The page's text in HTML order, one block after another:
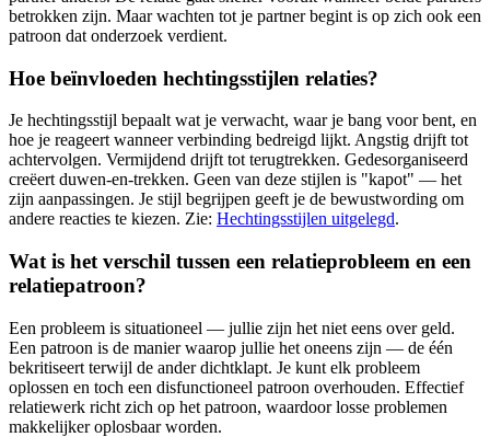
betrokken zijn. Maar wachten tot je partner begint is op zich ook een
patroon dat onderzoek verdient.
Hoe beïnvloeden hechtingsstijlen relaties?
Je hechtingsstijl bepaalt wat je verwacht, waar je bang voor bent, en
hoe je reageert wanneer verbinding bedreigd lijkt. Angstig drijft tot
achtervolgen. Vermijdend drijft tot terugtrekken. Gedesorganiseerd
creëert duwen-en-trekken. Geen van deze stijlen is "kapot" — het
zijn aanpassingen. Je stijl begrijpen geeft je de bewustwording om
andere reacties te kiezen. Zie: Hechtingsstijlen uitgelegd.
Wat is het verschil tussen een relatieprobleem en een
relatiepatroon?
Een probleem is situationeel — jullie zijn het niet eens over geld.
Een patroon is de manier waarop jullie het oneens zijn — de één
bekritiseert terwijl de ander dichtklapt. Je kunt elk probleem
oplossen en toch een disfunctioneel patroon overhouden. Effectief
relatiewerk richt zich op het patroon, waardoor losse problemen
makkelijker oplosbaar worden.